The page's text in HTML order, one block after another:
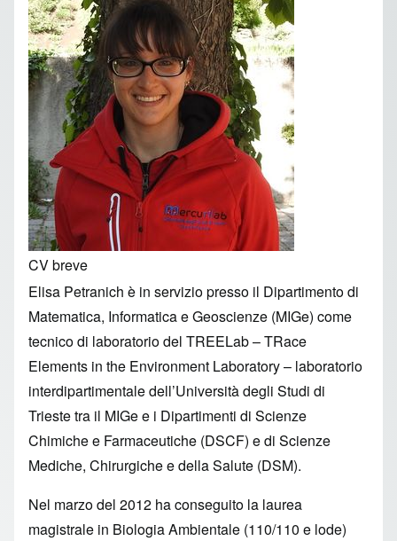
CV breve
Elisa Petranich è in servizio presso il Dipartimento di
Matematica, Informatica e Geoscienze (MIGe) come
tecnico di laboratorio del TREELab – TRace
Elements in the Environment Laboratory – laboratorio
interdipartimentale dell’Università degli Studi di
Trieste tra il MIGe e i Dipartimenti di Scienze
Chimiche e Farmaceutiche (DSCF) e di Scienze
Mediche, Chirurgiche e della Salute (DSM).
Nel marzo del 2012 ha conseguito la laurea
magistrale in Biologia Ambientale (110/110 e lode)